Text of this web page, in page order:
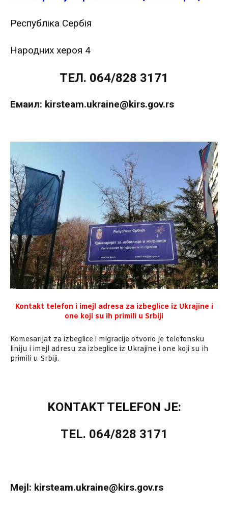
Республіка Сербія
Народних хероя 4
ТЕЛ. 064/828 3171
Емаил: kirsteam.ukraine@kirs.gov.rs
Kontakt telefon i imejl adresa za izbeglice iz Ukrajine i
one koji su ih primili u Srbiji
Komesarijat za izbeglice i migracije otvorio je telefonsku
liniju i imejl adresu za izbeglice iz Ukrajine i one koji su ih
primili u Srbiji.
KONTAKT TELEFON JE:
TEL. 064/828 3171
Mejl: kirsteam.ukraine@kirs.gov.rs